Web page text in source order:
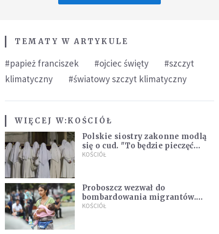
TEMATY W ARTYKULE
#papież franciszek #ojciec święty
#szczyt
klimatyczny
#światowy szczyt klimatyczny
WIĘCEJ W:KOŚCIÓŁ
Polskie siostry zakonne modlą
się o cud. "To będzie pieczęć
Pana Boga dla naszej wiary"
KOŚCIÓŁ
Proboszcz wezwał do
bombardowania migrantów.
"Masowy ogień przeciwko
KOŚCIÓŁ